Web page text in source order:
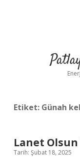
Etiket: Günah
Lanet
Tarih: Şubat 18, 2025